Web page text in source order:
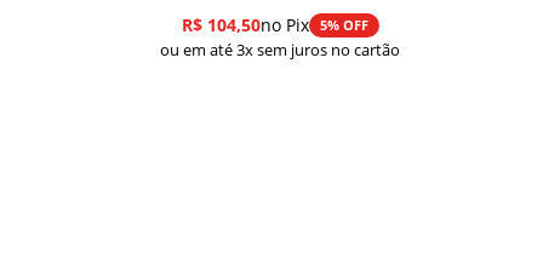
R$104,50no Pix 5% OFF
ou em até 3x sem juros no cartão